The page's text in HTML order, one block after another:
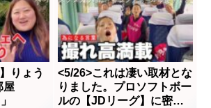
りょう
屋
<5/26>これは凄い取材とな
りました。プロソフトボー
ルの【JDリーグ】に密着